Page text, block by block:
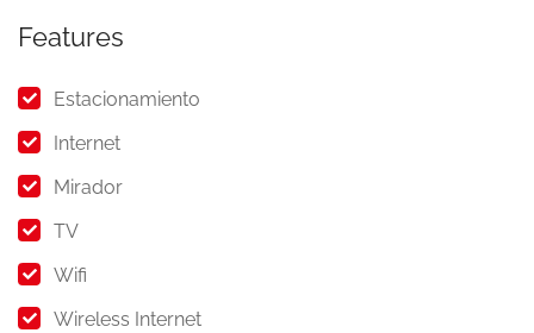
Features
Estacionamiento
Internet
Mirador
TV
Wifi
Wireless Internet